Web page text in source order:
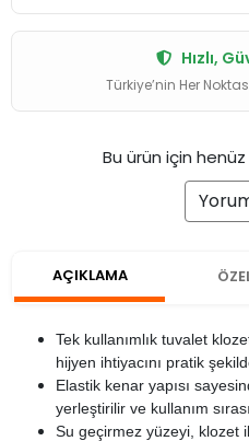
Hızlı,
Türkiye’nin Her
Bu ürün için
AÇIKLAMA
Tek kullanımlık tuvalet
hijyen ihtiyacını pratik
Elastik kenar yapısı
yerleştirilir ve kullanım
Su geçirmez yüzeyi, klozet